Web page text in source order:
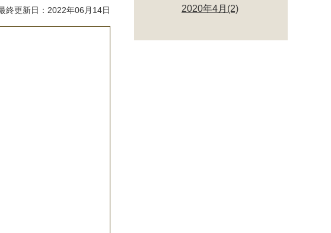
更新日：2022年06月14日
2020年4月(2)